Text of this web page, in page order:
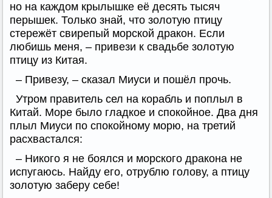
но на каждом крылышке её десять тысяч
перышек. Только знай, что золотую птицу
стережёт свирепый морской дракон. Если
любишь меня, – привези к свадьбе золотую
птицу из Китая.
– Привезу, – сказал Миуси и пошёл прочь.
Утром правитель сел на корабль и поплыл в
Китай. Море было гладкое и спокойное. Два дня
плыл Миуси по спокойному морю, на третий
расхвастался:
– Никого я не боялся и морского дракона не
испугаюсь. Найду его, отрублю голову, а птицу
золотую заберу себе!